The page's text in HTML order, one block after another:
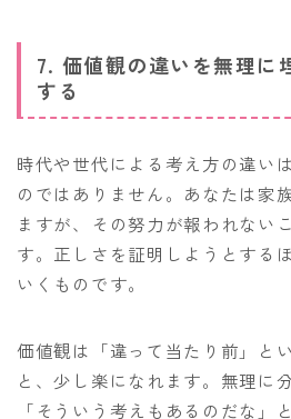
7. 価値観の違いを無理に
する
時代や世代による考え方の違い
のではありません。あなたは家
ますが、その努力が報われない
す。正しさを証明しようとする
いくものです。
価値観は「違って当たり前」と
と、少し楽になれます。無理に
「そういう考えもあるのだな」